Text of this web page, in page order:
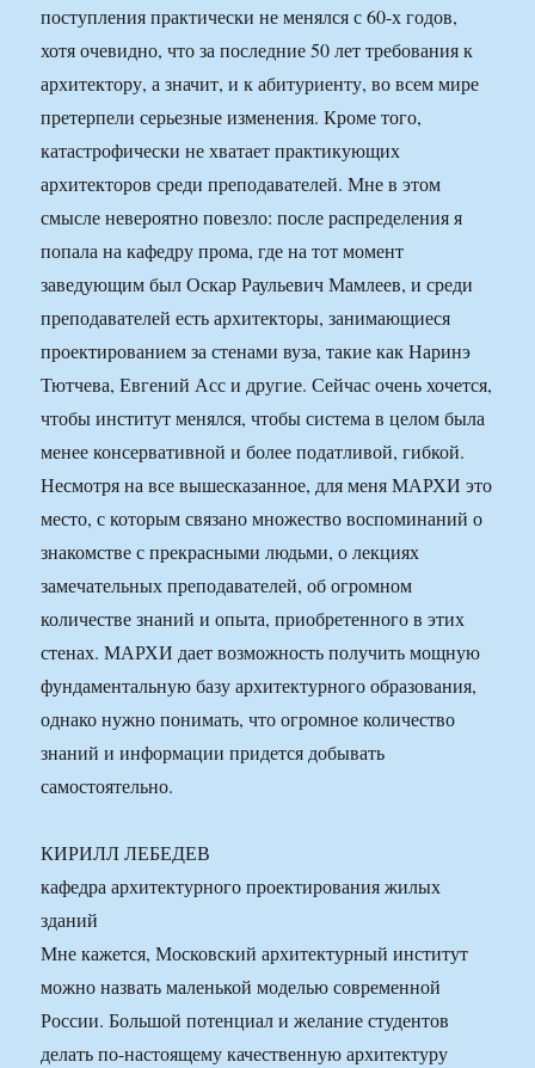
поступления практически не менялся с 60-х годов,
хотя очевидно, что за последние 50 лет требования к
архитектору, а значит, и к абитуриенту, во всем мире
претерпели серьезные изменения. Кроме того,
катастрофически не хватает практикующих
архитекторов среди преподавателей. Мне в этом
смысле невероятно повезло: после распределения я
попала на кафедру прома, где на тот момент
заведующим был Оскар Раульевич Мамлеев, и среди
преподавателей есть архитекторы, занимающиеся
проектированием за стенами вуза, такие как Наринэ
Тютчева, Евгений Асс и другие. Сейчас очень хочется,
чтобы институт менялся, чтобы система в целом была
менее консервативной и более податливой, гибкой.
Несмотря на все вышесказанное, для меня МАРХИ это
место, с которым связано множество воспоминаний о
знакомстве с прекрасными людьми, о лекциях
замечательных преподавателей, об огромном
количестве знаний и опыта, приобретенного в этих
стенах. МАРХИ дает возможность получить мощную
фундаментальную базу архитектурного образования,
однако нужно понимать, что огромное количество
знаний и информации придется добывать
самостоятельно.
КИРИЛЛ ЛЕБЕДЕВ
кафедра архитектурного проектирования жилых
зданий
Мне кажется, Московский архитектурный институт
можно назвать маленькой моделью современной
России. Большой потенциал и желание студентов
делать по-настоящему качественную архитектуру